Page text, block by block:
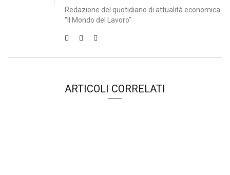
Redazione del quotidiano di attualità economica
"Il Mondo del Lavoro"
ARTICOLI CORRELATI